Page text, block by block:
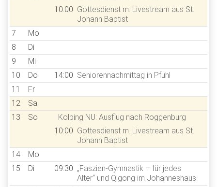
10:00 Gottesdienst m. Livestream aus St.
Johann Baptist
7
Mo
8
Di
9
Mi
10
Do 14:00 Seniorennachmittag in Pfuhl
11
Fr
12
Sa
13
So
Kolping NU: Ausflug nach Roggenburg
10:00 Gottesdienst m. Livestream aus St.
Johann Baptist
14
Mo
15
Di 09:30 „Faszien-Gymnastik – für jedes
Alter“ und Qigong im Johanneshaus